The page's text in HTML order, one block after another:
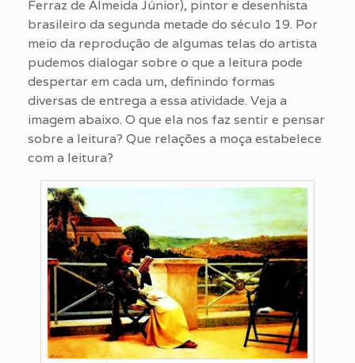
Ferraz de Almeida Júnior), pintor e desenhista
brasileiro da segunda metade do século 19. Por
meio da reprodução de algumas telas do artista
pudemos dialogar sobre o que a leitura pode
despertar em cada um, definindo formas
diversas de entrega a essa atividade. Veja a
imagem abaixo. O que ela nos faz sentir e pensar
sobre a leitura? Que relações a moça estabelece
com a leitura?